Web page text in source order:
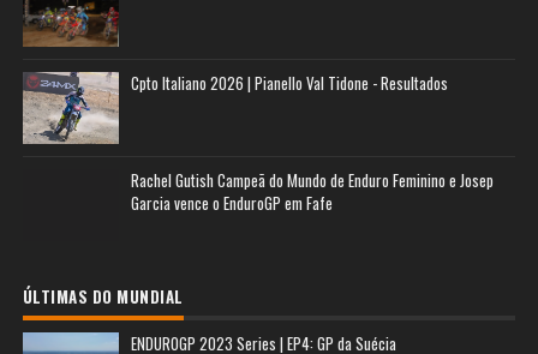
Cpto Italiano 2026 | Pianello Val Tidone - Resultados
Rachel Gutish Campeã do Mundo de Enduro Feminino e Josep
Garcia vence o EnduroGP em Fafe
ÚLTIMAS DO MUNDIAL
ENDUROGP 2023 Series | EP4: GP da Suécia